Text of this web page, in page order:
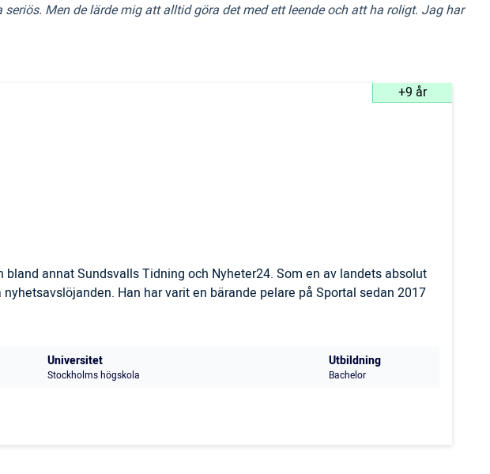
Men de lärde mig att alltid göra det med ett leende och att ha roligt. Jag har
annat Sundsvalls Tidning och Nyheter24. Som en av landets absolut
Han har varit en bärande pelare på Sportal sedan 2017
Universitet
Stockholms högskola
Utbildning
Bachelor
+9 år